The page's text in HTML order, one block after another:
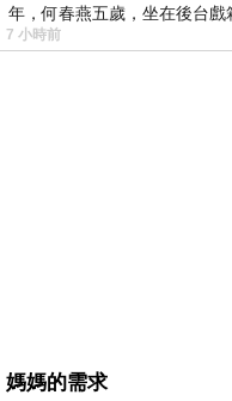
年，何春燕五歲，坐在後台
7 小時前
媽媽的需求